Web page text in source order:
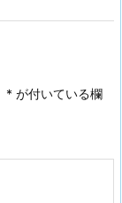
* が付いている欄